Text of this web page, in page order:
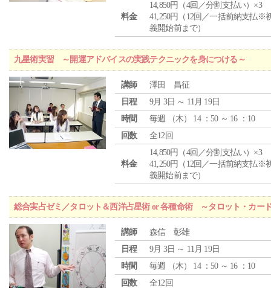
料金
14,850円（4回／分割支払い）×3
41,250円（12回／一括前納支払※
義開始前まで）
九星術実習 ～開運アドバイスの実践テクニックを身につける～
講師
澤田 昌征
日程
9月 3日 ～ 11月 19日
時間
毎週 （木） 14 ：50 ～ 16 ：10
回数
全12回
料金
14,850円（4回／分割支払い）×3
41,250円（12回／一括前納支払※
義開始前まで）
総合実占ゼミ／タロット＆西洋占星術 or 各種命術 ～タロット・カー
講師
森信 彰雄
日程
9月 3日 ～ 11月 19日
時間
毎週 （木） 14 ：50 ～ 16 ：10
回数
全12回